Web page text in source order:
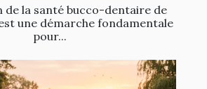
de la santé bucco-dentaire de
une démarche fondamentale
pour...